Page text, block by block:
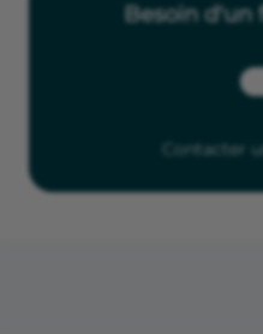
Besoin
Contacter